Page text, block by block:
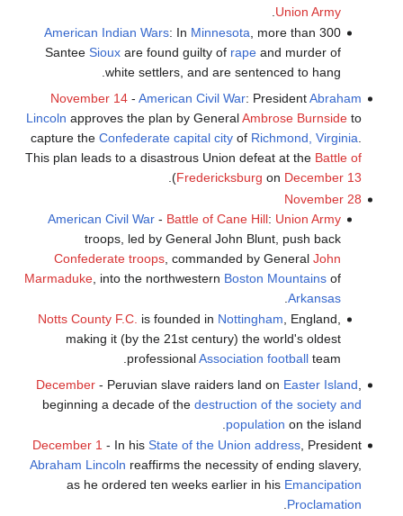
Union Army
American Indian Wars: In Minnesota , more than 300
SanteeSioux are found guilty of rape and murder of
white settlers, and are sentenced to hang.
November 14- American Civil War: PresidentAbraham
Lincoln approves the plan by GeneralAmbrose Burnsideto
capture the Confederate capital cityof Richmond, Virginia
This plan leads to a disastrous Union defeat at the Battle of
Fredericksburg on December 13
).
November 28
American Civil War - Battle of Cane Hill: Union Army
troops, led by General John Blunt, push back
Confederate troops , commanded by GeneralJohn
Marmaduke , into the northwestern Boston Mountains of
Arkansas
.
Notts County F.C. is founded in Nottingham , England,
making it (by the 21st century) the world's oldest
professionalAssociation football team.
December- Peruvian slave raiders land on Easter Island
beginning a decade of the destruction of the society and
population on the island.
December 1 - In his State of the Union address, President
Abraham Lincoln reaffirms the necessity of ending slavery,
as he ordered ten weeks earlier in his Emancipation
Proclamation
.